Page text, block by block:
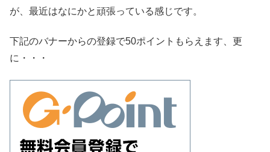
が、最近はなにかと頑張っている感じです。
下記のバナーからの登録で50ポイントもらえます、更
に・・・